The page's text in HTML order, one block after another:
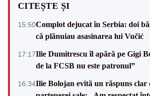
CITEȘTE ȘI
15:50Complot dejucat în Serbia: doi
că plănuiau asasinarea lui Vučić
17:17Ilie Dumitrescu îl apără pe Gigi
de la FCSB nu este patronul”
16:34Ilie Bolojan evită un răspuns clar